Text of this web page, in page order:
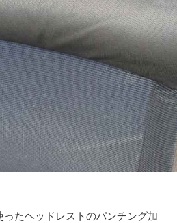
たヘッドレストのパンチング加